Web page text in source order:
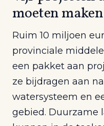
moeten maken
Ruim 10 miljoen
provinciale
een pakket aan
ze bijdragen aan
watersysteem en
gebied. Duurzame